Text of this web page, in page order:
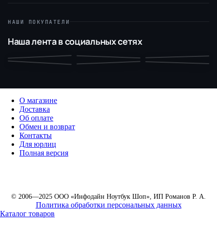
НАШИ ПОКУПАТЕЛИ
Наша лента в социальных сетях
О магазине
Доставка
Об оплате
Обмен и возврат
Контакты
Для юрлиц
Полная версия
© 2006—2025 ООО «Инфодайн Ноутбук Шоп», ИП Романов Р. А.
Политика обработки персональных данных
Каталог товаров